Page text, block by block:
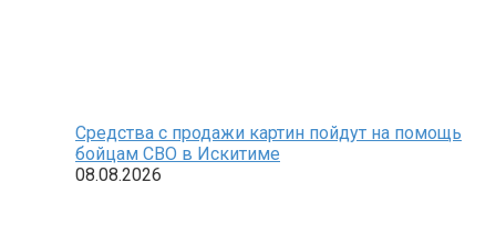
Средства с продажи картин пойдут на помощь
бойцам СВО в Искитиме
08.08.2026